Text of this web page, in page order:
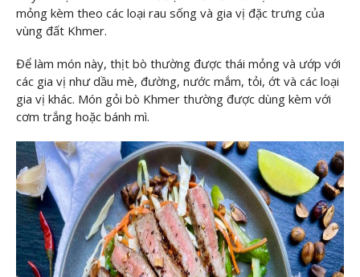
mỏng kèm theo các loại rau sống và gia vị đặc trưng của
vùng đất Khmer.
Để làm món này, thịt bò thường được thái mỏng và ướp với
các gia vị như dầu mè, đường, nước mắm, tỏi, ớt và các loại
gia vị khác. Món gỏi bò Khmer thường được dùng kèm với
cơm trắng hoặc bánh mì.